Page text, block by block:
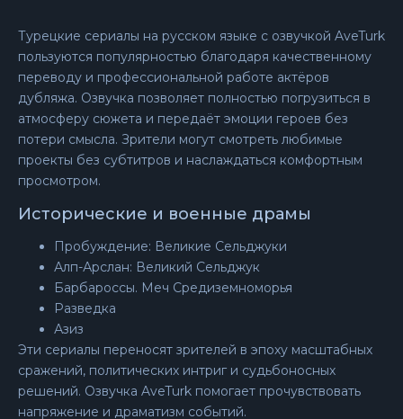
Турецкие сериалы на русском языке с озвучкой AveTurk
пользуются популярностью благодаря качественному
переводу и профессиональной работе актёров
дубляжа. Озвучка позволяет полностью погрузиться в
атмосферу сюжета и передаёт эмоции героев без
потери смысла. Зрители могут смотреть любимые
проекты без субтитров и наслаждаться комфортным
просмотром.
Исторические и военные драмы
Пробуждение: Великие Сельджуки
Алп-Арслан: Великий Сельджук
Барбароссы. Меч Средиземноморья
Разведка
Азиз
Эти сериалы переносят зрителей в эпоху масштабных
сражений, политических интриг и судьбоносных
решений. Озвучка AveTurk помогает прочувствовать
напряжение и драматизм событий.